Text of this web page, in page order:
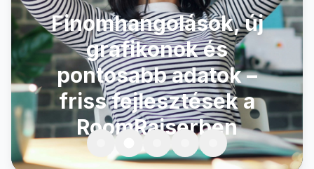
Finomhangolások, új
grafikonok és
pontosabb adatok –
friss fejlesztések a
RoomRaiserben